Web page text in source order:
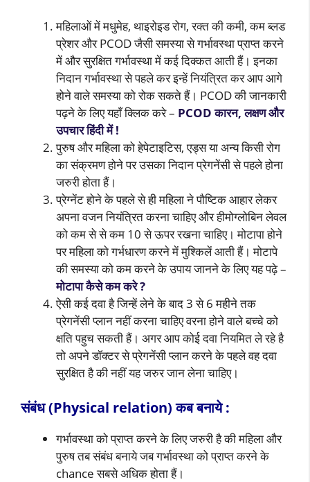
महिलाओं में मधुमेह, थाइरोइड रोग, रक्त की कमी, कम ब्लड
प्रेशर और PCOD जैसी समस्या से गर्भावस्था प्राप्त करने
में और सुरक्षित गर्भावस्था में कई दिक्कत आती हैं। इनका
निदान गर्भावस्था से पहले कर इन्हें नियंत्रित कर आप आगे
होने वाले समस्या को रोक सकते हैं। PCOD की जानकारी
पढ़ने के लिए यहाँ क्लिक करे – PCOD कारन, लक्षण और
उपचार हिंदी में !
पुरुष और महिला को हेपेटाइटिस, एड्स या अन्य किसी रोग
का संक्रमण होने पर उसका निदान प्रेगनेंसी से पहले होना
जरुरी होता हैं।
प्रेग्नेंट होने के पहले से ही महिला ने पौष्टिक आहार लेकर
अपना वजन नियंत्रित करना चाहिए और हीमोग्लोबिन लेवल
को कम से से कम 10 से ऊपर रखना चाहिए। मोटापा होने
पर महिला को गर्भधारण करने में मुश्किलें आती हैं। मोटापे
की समस्या को कम करने के उपाय जानने के लिए यह पढ़े –
मोटापा कैसे कम करे ?
ऐसी कई दवा है जिन्हें लेने के बाद 3 से 6 महीने तक
प्रेगनेंसी प्लान नहीं करना चाहिए वरना होने वाले बच्चे को
क्षति पहुच सकती हैं। अगर आप कोई दवा नियमित ले रहे है
तो अपने डॉक्टर से प्रेगनेंसी प्लान करने के पहले वह दवा
सुरक्षित है की नहीं यह जरुर जान लेना चाहिए।
संबंध (Physical relation) कब बनाये :
गर्भावस्था को प्राप्त करने के लिए जरुरी है की महिला और
पुरुष तब संबंध बनाये जब गर्भावस्था को प्राप्त करने के
chance सबसे अधिक होता हैं।